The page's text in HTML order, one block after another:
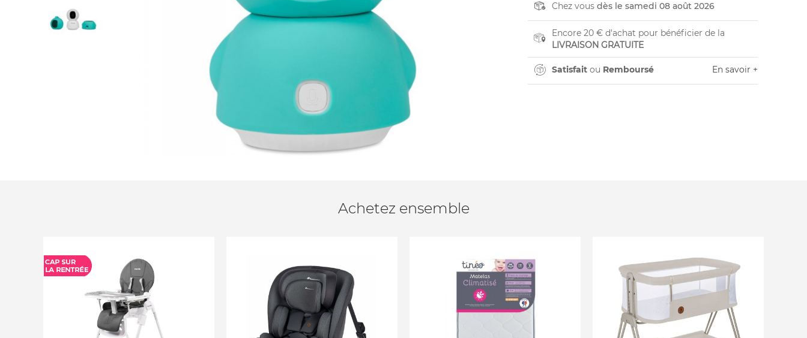
Chez vous dès le samedi 08 août 2026
Encore 20 € d'achat pour bénéficier de la
LIVRAISON GRATUITE
Satisfaitou Remboursé En savoir +
Achetez ensemble